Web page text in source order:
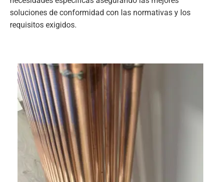
soluciones de conformidad con las normativas y los
requisitos exigidos.